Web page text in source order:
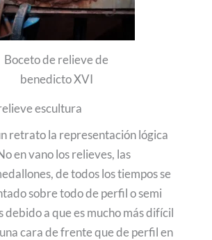
Boceto de relieve de
benedicto XVI
escultura
retrato la representación lógica
en vano los relieves, las
de todos los tiempos se
sobre todo de perfil o semi
debido a que es mucho más difícil
cara de frente que de perfil en